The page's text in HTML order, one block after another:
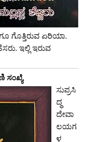
ಗೊತ್ತಿರುವ ಏರಿಯಾ.
ಇಲ್ಲಿ ಇರುವ
ಸಂಖ್ಯೆ
ಸುಪ್ರಸಿ
ದ್ಧ
ದೇವಾ
ಲಯಗ
ಳ